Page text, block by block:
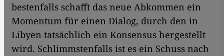
bestenfalls schafft das neue Abkommen ein
Momentum für einen Dialog, durch den in
Libyen tatsächlich ein Konsensus hergestellt
wird. Schlimmstenfalls ist es ein Schuss nach